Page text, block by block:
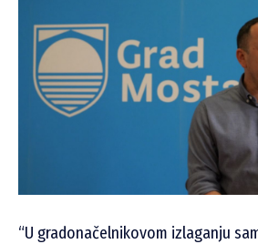
“U gradonačelnikovom izlaganju